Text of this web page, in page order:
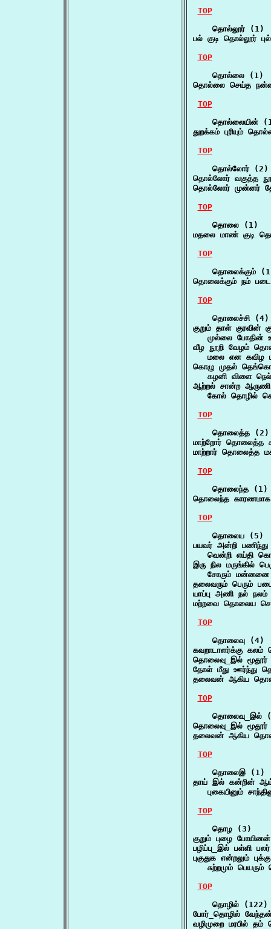
TOP
    தொல்லூர் (1)
பல் குடி தொல்லூர்
TOP
    தொல்லை (1)
தொல்லை செய்த
TOP
தொல்லையின்
துறக்கம் புரியும்
TOP
    தொல்லோர் (2)
தொல்லோர் வகுத்த
தொல்லோர் முன்னர்
TOP
    தொலை (1)
மதலை மாண் குடி
TOP
தொலைக்கும்
தொலைக்கும் நம் படை
TOP
    தொலைச்சி (4)
குறும் தாள் குரவின்
முல்லை போதின்
வீழ நூறி வேழம்
மலை என கவிழ
கொழு முதல்
கழனி விளை
ஆற்றல் சான்ற
கோல் தொழில்
TOP
    தொலைத்த (2)
மாற்றோர் தொலைத்த
மாற்றார் தொலைத்த
TOP
    தொலைந்த (1)
தொலைந்த
TOP
    தொலைய (5)
பயவர் அன்றி
வென்றி எய்தி
இரு நில மருங்கில்
சோரும்
தலைவரும் பெரும்
யாப்பு அணி நல்
மற்றவை தொலைய
TOP
    தொலைவு (4)
கவறாடாளர்க்கு
தொலைவு_இல்
தோள் மீது ஊர்ந்து
தலைவன் ஆகிய
TOP
தொலைவு_இல்
தொலைவு_இல்
தலைவன் ஆகிய
TOP
    தொலைஇ (1)
தாய் இல் கன்றின்
புகையினும்
TOP
    தொழ (3)
குறும் புழை
பழிப்பு_இல் பள்ளி
புகுதுக என்றலும்
சுற்றமும்
TOP
    தொழில் (122)
போர்_தொழில்
வழிமுறை மரபில்